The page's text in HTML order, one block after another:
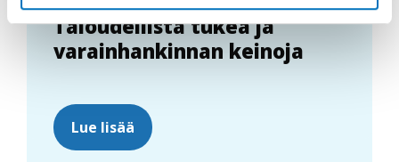
Taloudellista tukea ja
varainhankinnan keinoja
Lue lisää